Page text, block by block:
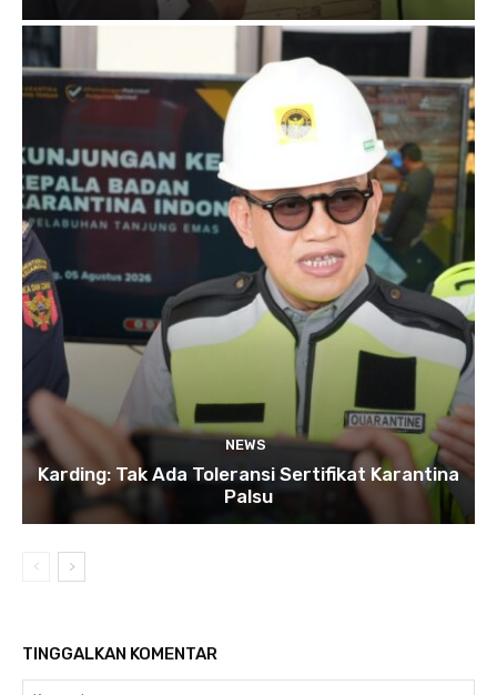
NEWS
Karding: Tak Ada Toleransi Sertifikat Karantina
Palsu
TINGGALKAN KOMENTAR